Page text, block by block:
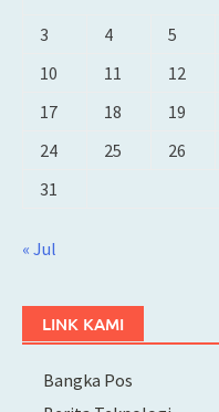
3
4 5
10
11 12
17
18 19
24
25 26
31
« Jul
LINK KAMI
Bangka Pos